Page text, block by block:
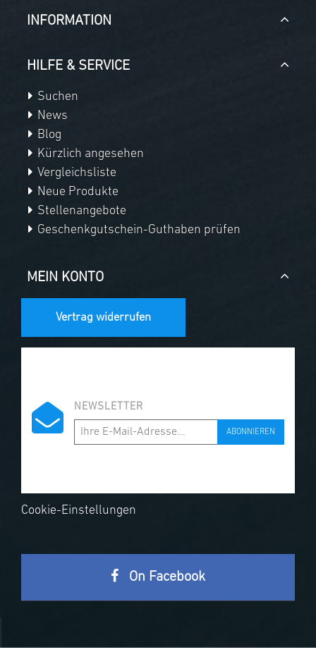
INFORMATION
HILFE & SERVICE
Suchen
News
Blog
Kürzlich angesehen
Vergleichsliste
Neue Produkte
Stellenangebote
Geschenkgutschein-Guthaben prüfen
MEIN KONTO
Vertrag widerrufen
NEWSLETTER
ABONNIEREN
Cookie-Einstellungen
On Facebook